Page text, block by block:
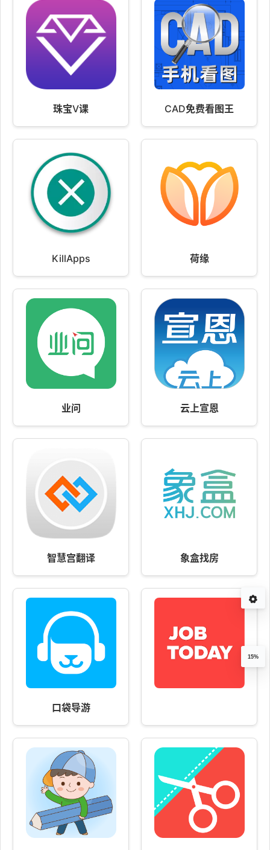
珠宝V课 CAD免费看图王
KillApps 荷缘
业问 云上宣恩
智慧宫翻译 象盒找房
口袋导游
15%